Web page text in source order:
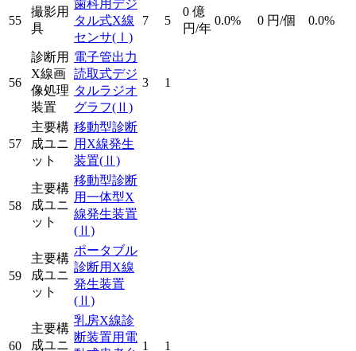
55
撮影用
具
歯科用デジ
タル式X線
センサ(Ⅰ)
7 5
0 億
円/年
0.0% 0 円/個 0.0%
56
診断用
X線画
像処理
装置
電子管出力
読取式デジ
タルラジオ
グラフ(Ⅱ)
3 1
57
主要構
成ユニ
ット
移動型診断
用X線発生
装置(Ⅱ)
58
主要構
成ユニ
ット
移動型診断
用一体型X
線発生装置
(Ⅱ)
59
主要構
成ユニ
ット
ポータブル
診断用X線
発生装置
(Ⅱ)
60
主要構
成ユニ
乳房X線診
断装置用電
1 1